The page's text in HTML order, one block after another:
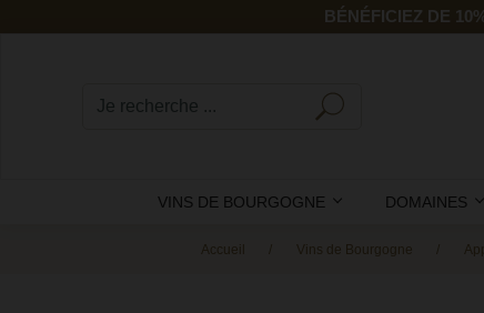
BÉNÉFICIEZ DE
VINS DE BOURGOGNE DOMAINES
Accueil Vins de Bourgogne